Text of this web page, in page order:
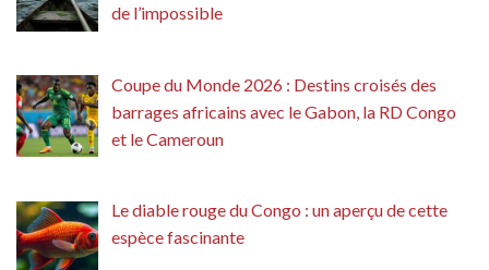
de l’impossible
Coupe du Monde 2026 : Destins croisés des
barrages africains avec le Gabon, la RD Congo
et le Cameroun
Le diable rouge du Congo : un aperçu de cette
espèce fascinante